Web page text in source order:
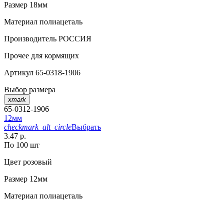
Размер 18мм
Материал полиацеталь
Производитель РОССИЯ
Прочее для кормящих
Артикул 65-0318-1906
Выбор размера
xmark
65-0312-1906
12мм
checkmark_alt_circleВыбрать
3.47 р.
По 100 шт
Цвет розовый
Размер 12мм
Материал полиацеталь